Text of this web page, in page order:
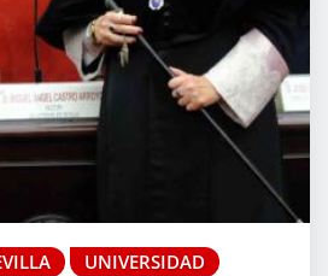
UNIVERSIDAD